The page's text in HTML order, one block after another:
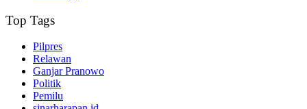
Top Tags
Pilpres
Relawan
Ganjar Pranowo
Politik
Pemilu